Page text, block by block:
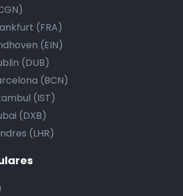
(FRA)
(EIN)
(DUB)
(BCN)
(IST)
(DXB)
(LHR)